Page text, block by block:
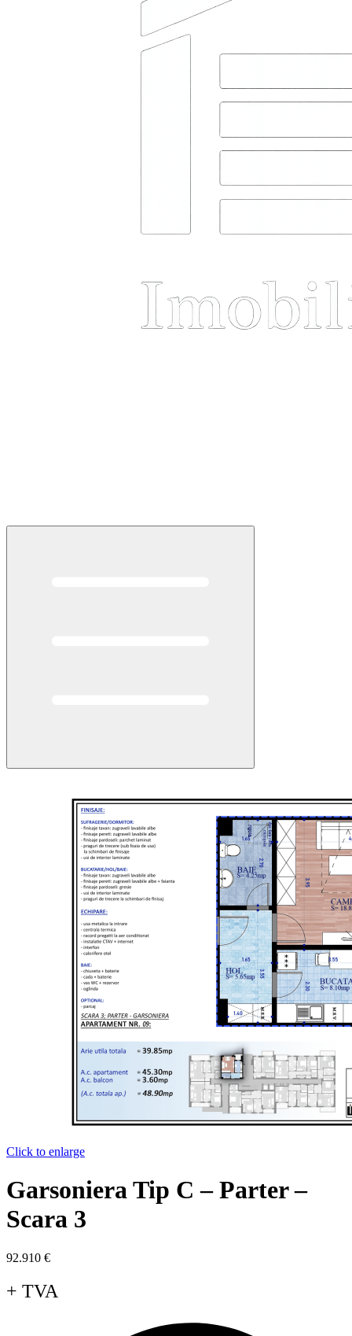
Click to enlarge
Garsoniera Tip C – Parter –
Scara 3
92.910 €
+ TVA